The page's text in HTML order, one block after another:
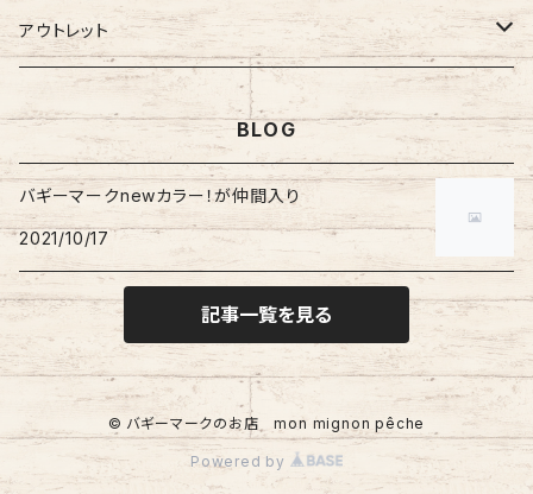
くるくるぷち
吸盤バギーマーク
ネズミ
にゃん
バギーマーク
バギーマークプチ
バギーマークミニ
バギーマークナノ
吸盤バギーマーク
ステッカー
車用バキーマーク
バギーマークくるくるプチ
XXLサイズ
オプションリボン
Mサイズ
バギーマークミニ
バギーマークプチ
吸盤付きバギーマーク
縦型ストラップ
その他
バギーポケット
ビックバギーポケット
吸盤バギーマーク
バギーマークプチ
バギーマークレギュラー
ブーツ
Sサイズ
nanoまる
バギーマーク
レギュラーサイズ
ティッシュケース
リメイク品
ブーツ
バギーマークミニ
アウトレット
BLOG
バギーマークnewカラー！が仲間入り
2021/10/17
記事一覧を見る
© バギーマークのお店 mon mignon pêche
Powered by